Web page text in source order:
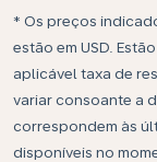
* Os preços
estão em USD.
aplicável taxa de
variar consoante a
correspondem às
disponíveis no